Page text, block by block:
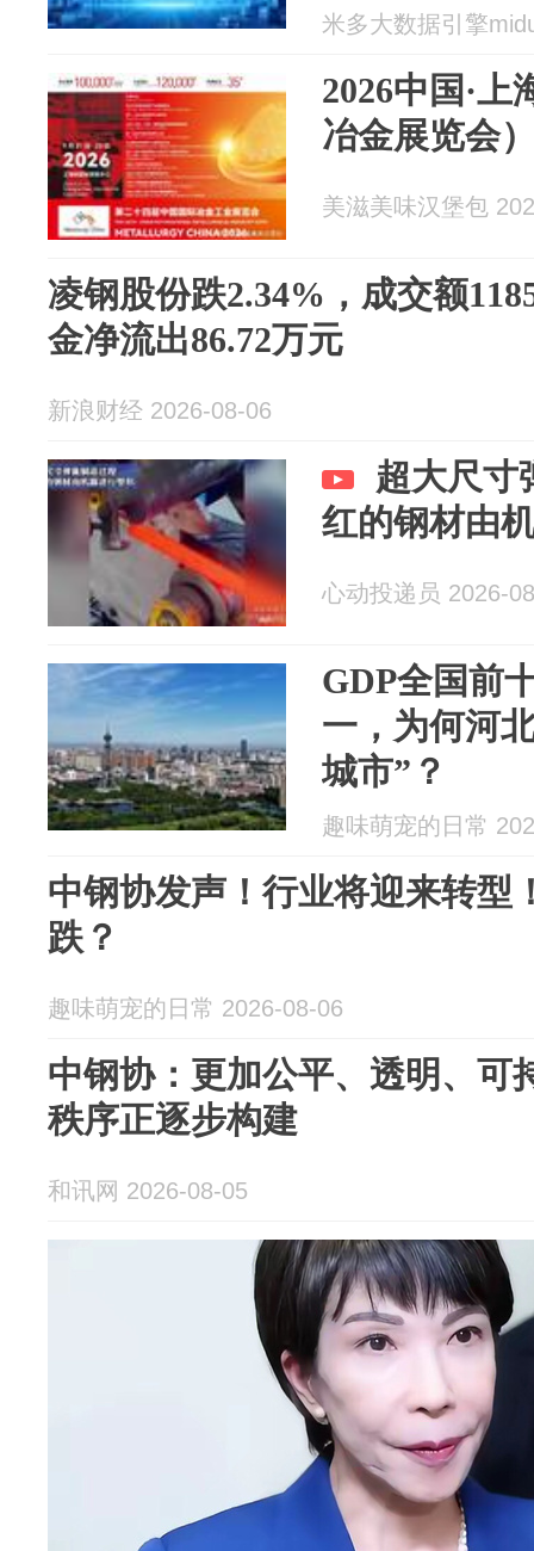
米多大数据引擎
2026中国·
冶金展览会
美滋美味汉堡包
凌钢股份跌2.34%，成交额
金净流出86.72万元
新浪财经 2026-08-06
超大尺寸
红的钢材由
心动投递员 2026-
GDP全国前
一，为何河
城市”？
趣味萌宠的日常
中钢协发声！行业将迎来转型
跌？
趣味萌宠的日常 2026-08-06
中钢协：更加公平、透明、可
秩序正逐步构建
和讯网 2026-08-05